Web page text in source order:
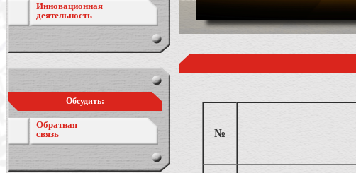
Инновационная
деятельность
Обсудить:
Обратная
связь
№